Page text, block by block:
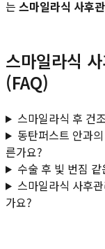
는 스마일라식 사후
스마일라식
(FAQ)
스마일라식 후 건
동탄퍼스트 안과
른가요?
수술 후 빛 번짐
스마일라식 사후
가요?